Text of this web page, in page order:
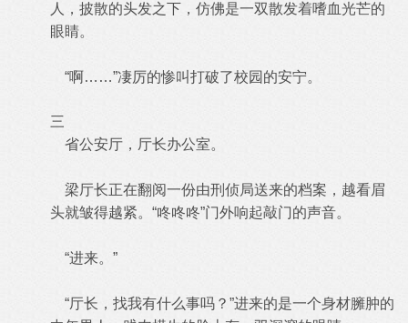
人，披散的头发之下，仿佛是一双散发着嗜血光芒的
眼睛。
“啊……”凄厉的惨叫打破了校园的安宁。
三
省公安厅，厅长办公室。
梁厅长正在翻阅一份由刑侦局送来的档案，越看眉
头就皱得越紧。“咚咚咚”门外响起敲门的声音。
“进来。”
“厅长，找我有什么事吗？”进来的是一个身材臃肿的